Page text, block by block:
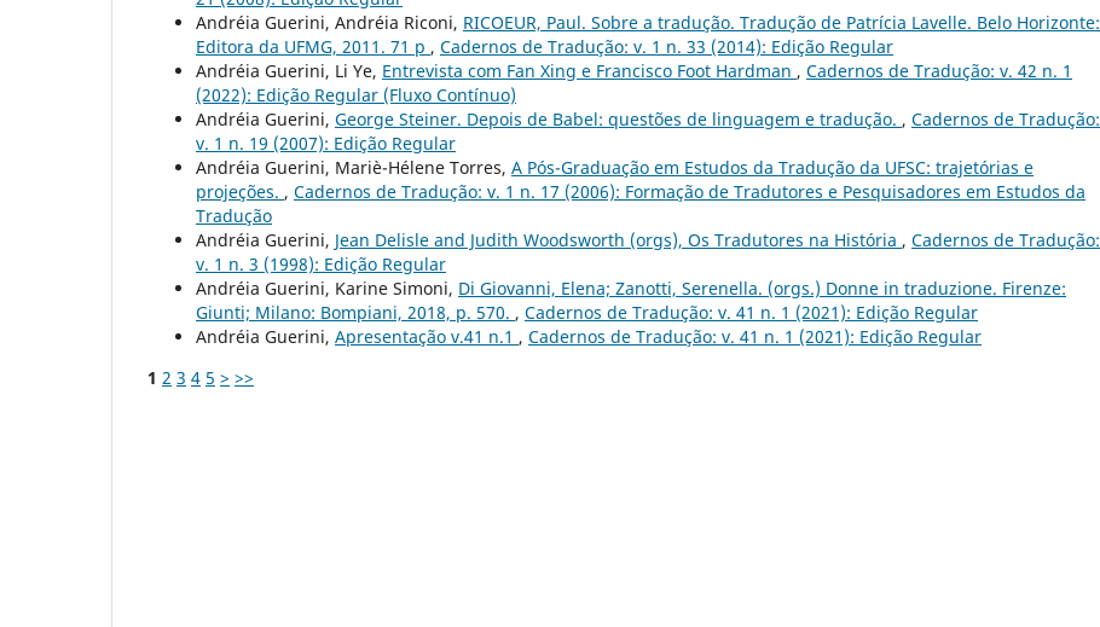
Andréia Guerini, Andréia Riconi, RICOEUR, Paul. Sobre a tradução. Tradução de Patrícia Lavelle. Belo Horizonte:
Editora da UFMG, 2011. 71 p , Cadernos de Tradução: v. 1 n. 33 (2014): Edição Regular
Andréia Guerini, Li Ye, Entrevista com Fan Xing e Francisco Foot Hardman , Cadernos de Tradução: v. 42 n. 1
(2022): Edição Regular (Fluxo Contínuo)
Andréia Guerini, George Steiner. Depois de Babel: questões de linguagem e tradução. , Cadernos de Tradução:
v. 1 n. 19 (2007): Edição Regular
Andréia Guerini, Mariè-Hélene Torres, A Pós-Graduação em Estudos da Tradução da UFSC: trajetórias e
projeções. , Cadernos de Tradução: v. 1 n. 17 (2006): Formação de Tradutores e Pesquisadores em Estudos da
Tradução
Andréia Guerini, Jean Delisle and Judith Woodsworth (orgs), Os Tradutores na História , Cadernos de Tradução:
v. 1 n. 3 (1998): Edição Regular
Andréia Guerini, Karine Simoni, Di Giovanni, Elena; Zanotti, Serenella. (orgs.) Donne in traduzione. Firenze:
Giunti; Milano: Bompiani, 2018, p. 570. , Cadernos de Tradução: v. 41 n. 1 (2021): Edição Regular
Andréia Guerini, Apresentação v.41 n.1 , Cadernos de Tradução: v. 41 n. 1 (2021): Edição Regular
1 2 3 4 5 > >>